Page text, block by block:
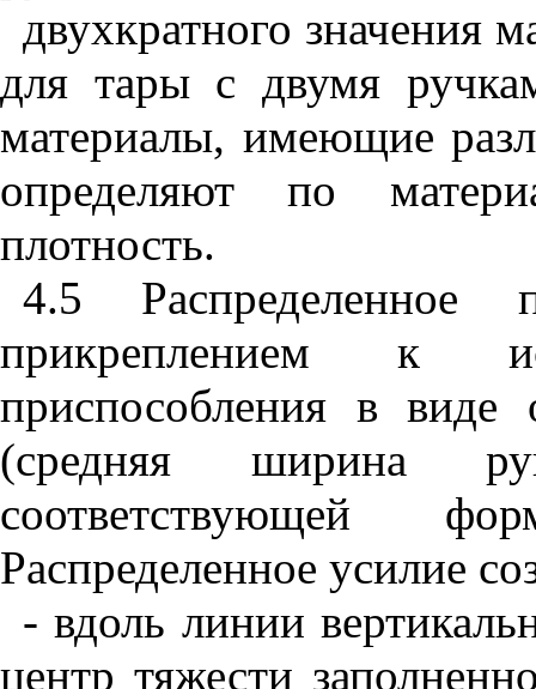
двухкратного значения
для тары с двумя
материалы, имеющие
определяют по
плотность.
4.5 Распределенное
прикреплением к
приспособления в виде
(средняя ширина
соответствующей
Распределенное усилие
- вдоль линии
центр тяжести